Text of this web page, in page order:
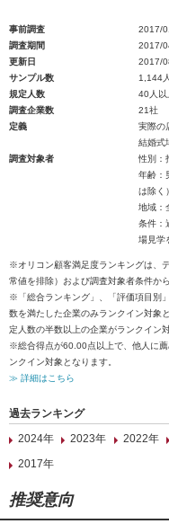
事前調査
2017/
調査期間
2017/
更新日
2017/
サンプル数
1,144
規定人数
40人以
調査企業数
21社
定義
実際の
結婚式
調査対象者
性別：
年齢：
は除く）
地域：
条件：
場見学
※オリコン顧客満足度ランキングは、
常値を排除）および調査対象者条件か
※「総合ランキング」、「評価項目別
数を満たした企業のみランクイン対象
定人数の半数以上の企業がランクイン
※総合得点が60.00点以上で、他人に
ンクイン対象となります。
≫ 詳細はこちら
過去ランキング
2024年
2023年 2022年
2017年
推奨意向